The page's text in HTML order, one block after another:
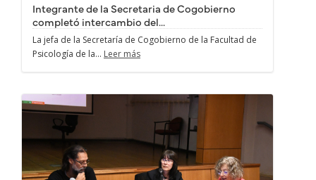
Integrante de la Secretaria de Cogobierno
completó intercambio del...
La jefa de la Secretaría de Cogobierno de la Facultad de
Psicología de la... Leer más